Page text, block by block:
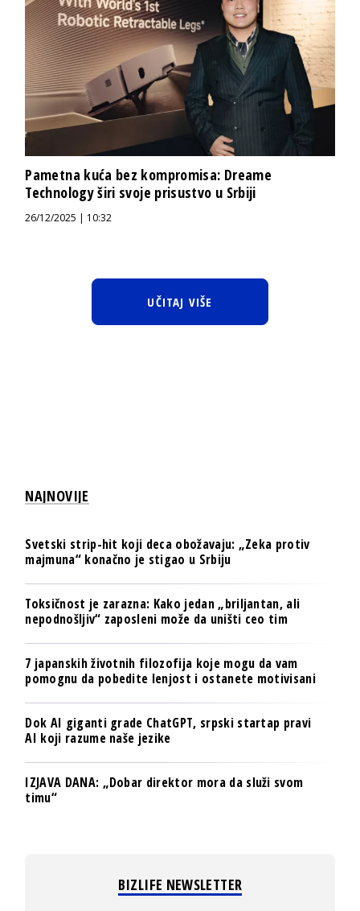
Pametna kuća bez kompromisa: Dreame
Technology širi svoje prisustvo u Srbiji
26/12/2025 | 10:32
UČITAJ VIŠE
NAJNOVIJE
Svetski strip-hit koji deca obožavaju: „Zeka protiv
majmuna“ konačno je stigao u Srbiju
Toksičnost je zarazna: Kako jedan „briljantan, ali
nepodnošljiv“ zaposleni može da uništi ceo tim
7 japanskih životnih filozofija koje mogu da vam
pomognu da pobedite lenjost i ostanete motivisani
Dok AI giganti grade ChatGPT, srpski startap pravi
AI koji razume naše jezike
IZJAVA DANA: „Dobar direktor mora da služi svom
timu“
BIZLIFE NEWSLETTER